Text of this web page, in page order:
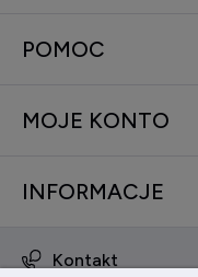
POMOC
MOJE KONTO
INFORMACJE
Kontakt